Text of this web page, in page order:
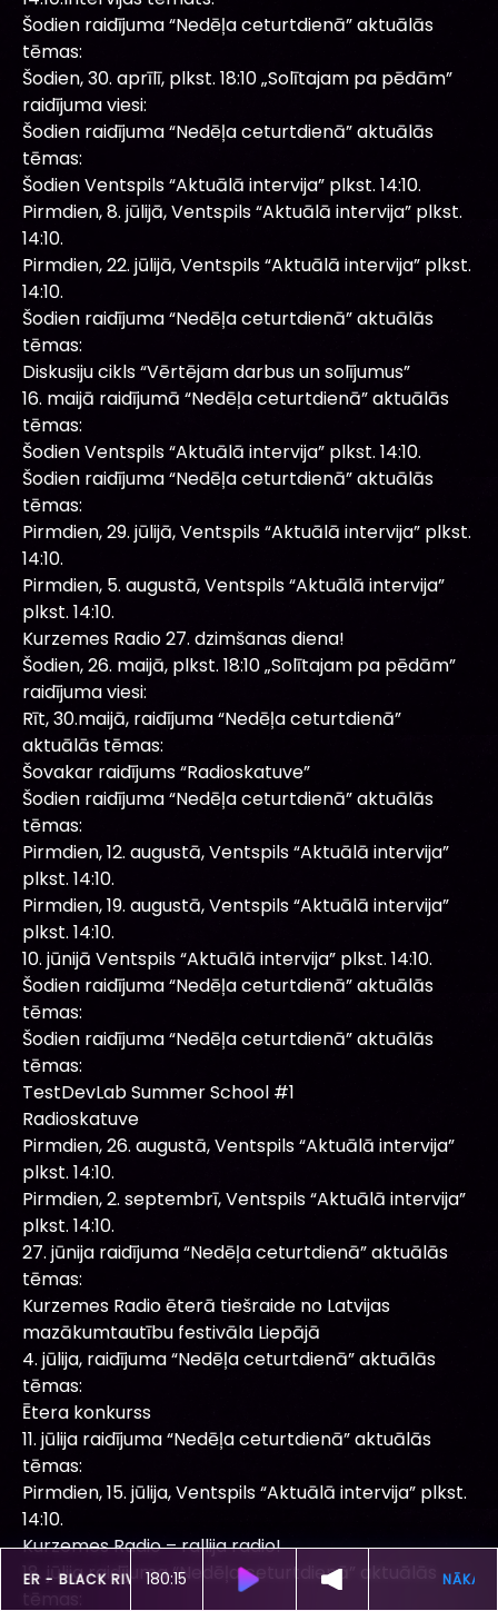
ŠOBRĪD SKANBLITZEN TRAPPER - BLACK RIVER KILLER
180:12
Šodien raidījuma “Nedēļa ceturtdienā” aktuālās
tēmas:
Šodien, 30. aprīlī, plkst. 18:10 „Solītajam pa pēdām”
raidījuma viesi:
Šodien raidījuma “Nedēļa ceturtdienā” aktuālās
tēmas:
Šodien Ventspils “Aktuālā intervija” plkst. 14:10.
Pirmdien, 8. jūlijā, Ventspils “Aktuālā intervija” plkst.
14:10.
Pirmdien, 22. jūlijā, Ventspils “Aktuālā intervija” plkst.
14:10.
Šodien raidījuma “Nedēļa ceturtdienā” aktuālās
tēmas:
Diskusiju cikls “Vērtējam darbus un solījumus”
16. maijā raidījumā “Nedēļa ceturtdienā” aktuālās
tēmas:
Šodien Ventspils “Aktuālā intervija” plkst. 14:10.
Šodien raidījuma “Nedēļa ceturtdienā” aktuālās
tēmas:
Pirmdien, 29. jūlijā, Ventspils “Aktuālā intervija” plkst.
14:10.
Pirmdien, 5. augustā, Ventspils “Aktuālā intervija”
plkst. 14:10.
Kurzemes Radio 27. dzimšanas diena!
Šodien, 26. maijā, plkst. 18:10 „Solītajam pa pēdām”
raidījuma viesi:
Rīt, 30.maijā, raidījuma “Nedēļa ceturtdienā”
aktuālās tēmas:
Šovakar raidījums “Radioskatuve”
Šodien raidījuma “Nedēļa ceturtdienā” aktuālās
tēmas:
Pirmdien, 12. augustā, Ventspils “Aktuālā intervija”
plkst. 14:10.
Pirmdien, 19. augustā, Ventspils “Aktuālā intervija”
plkst. 14:10.
10. jūnijā Ventspils “Aktuālā intervija” plkst. 14:10.
Šodien raidījuma “Nedēļa ceturtdienā” aktuālās
tēmas:
Šodien raidījuma “Nedēļa ceturtdienā” aktuālās
tēmas:
TestDevLab Summer School #1
Radioskatuve
Pirmdien, 26. augustā, Ventspils “Aktuālā intervija”
plkst. 14:10.
Pirmdien, 2. septembrī, Ventspils “Aktuālā intervija”
plkst. 14:10.
27. jūnija raidījuma “Nedēļa ceturtdienā” aktuālās
tēmas:
Kurzemes Radio ēterā tiešraide no Latvijas
mazākumtautību festivāla Liepājā
4. jūlija, raidījuma “Nedēļa ceturtdienā” aktuālās
tēmas:
Ētera konkurss
11. jūlija raidījuma “Nedēļa ceturtdienā” aktuālās
tēmas:
Pirmdien, 15. jūlija, Ventspils “Aktuālā intervija” plkst.
14:10.
Kurzemes Radio – rallija radio!
18. jūlija raidījuma “Nedēļa ceturtdienā” aktuālās
tēmas: